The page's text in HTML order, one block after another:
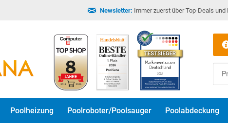
Newsletter: Immer zuerst über Top-Deals
Poolheizung Poolroboter/Poolsauger Poolabdeckung